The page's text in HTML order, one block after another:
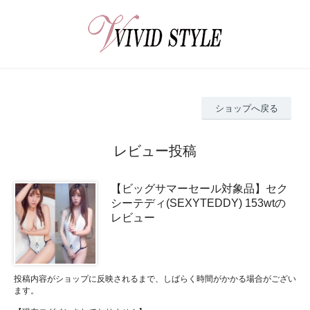
ショップへ戻る
レビュー投稿
【ビッグサマーセール対象品】セク
シーテディ(SEXYTEDDY) 153wtの
レビュー
投稿内容がショップに反映されるまで、しばらく時間がかかる場合がござい
ます。